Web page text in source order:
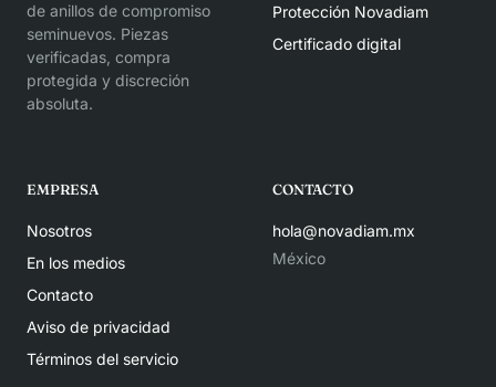
de anillos de compromiso
seminuevos. Piezas
verificadas, compra
protegida y discreción
absoluta.
Protección Novadiam
Certificado digital
EMPRESA
Nosotros
En los medios
Contacto
Aviso de privacidad
Términos del servicio
CONTACTO
hola@novadiam.mx
México